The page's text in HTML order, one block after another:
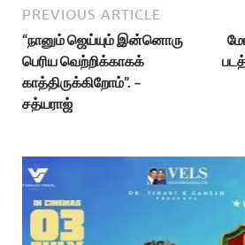
PREVIOUS ARTICLE
“நானும் ஜெய்யும் இன்னொரு
பெரிய வெற்றிக்காகக்
காத்திருக்கிறோம்”. –
சத்யராஜ்